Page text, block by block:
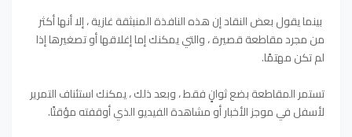
بينما يقول بعض النقاد إن هذه النافذة المنبثقة غازية ، إلا أنها أكثر
من مجرد مقاطعة قصيرة ، والتي يمكنك إما إغلاقها أو تصغيرها إذا
لم تكن مهتمًا.
تستمر المقاطعة بضع ثوانٍ فقط ، وبعد ذلك ، يمكنك استئناف التمرير
لأسفل في موجز الأخبار أو مشاهدة الفيديو الذي أوقفته مؤقتًا.